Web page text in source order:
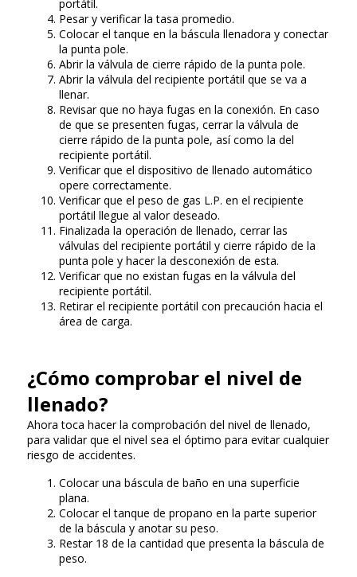
portátil.
Pesar y verificar la tasa promedio.
Colocar el tanque en la báscula llenadora y conectar
la punta pole.
Abrir la válvula de cierre rápido de la punta pole.
Abrir la válvula del recipiente portátil que se va a
llenar.
Revisar que no haya fugas en la conexión. En caso
de que se presenten fugas, cerrar la válvula de
cierre rápido de la punta pole, así como la del
recipiente portátil.
Verificar que el dispositivo de llenado automático
opere correctamente.
Verificar que el peso de gas L.P. en el recipiente
portátil llegue al valor deseado.
Finalizada la operación de llenado, cerrar las
válvulas del recipiente portátil y cierre rápido de la
punta pole y hacer la desconexión de esta.
Verificar que no existan fugas en la válvula del
recipiente portátil.
Retirar el recipiente portátil con precaución hacia el
área de carga.
¿Cómo comprobar el nivel de
llenado?
Ahora toca hacer la comprobación del nivel de llenado,
para validar que el nivel sea el óptimo para evitar cualquier
riesgo de accidentes.
Colocar una báscula de baño en una superficie
plana.
Colocar el tanque de propano en la parte superior
de la báscula y anotar su peso.
Restar 18 de la cantidad que presenta la báscula de
peso.